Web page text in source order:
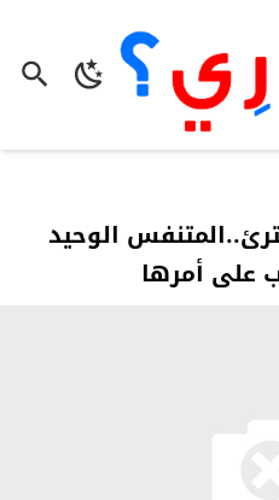
الوحيد
على أمرها